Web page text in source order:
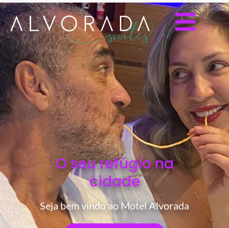
O seu refúgio na
cidade
Seja bem vindo ao Motel Alvorada